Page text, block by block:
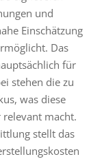
und
Einschätzung
Das
für
stehen die zu
was diese
macht.
stellt das